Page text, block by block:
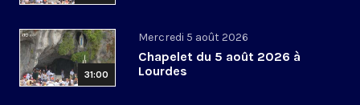
31:00
Mercredi 5 août 2026
Chapelet du 5 août 2026 à
Lourdes